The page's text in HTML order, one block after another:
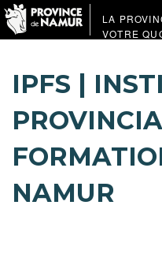
LA
VOTRE
IPFS |
NAMUR